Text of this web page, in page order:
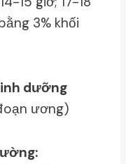
3% khối
dưỡng
ương)